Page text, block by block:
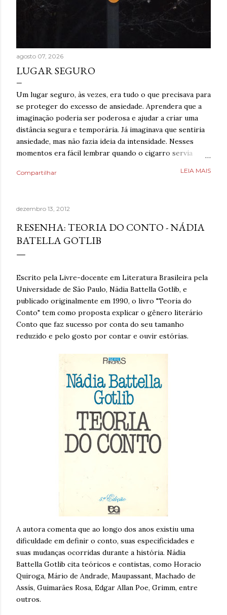
agosto 07, 2026
LUGAR SEGURO
Um lugar seguro, às vezes, era tudo o que precisava para
se proteger do excesso de ansiedade. Aprendera que a
imaginação poderia ser poderosa e ajudar a criar uma
distância segura e temporária. Já imaginava que sentiria
ansiedade, mas não fazia ideia da intensidade. Nesses
momentos era fácil lembrar quando o cigarro servia
aprender a lidar com isso livre de nicotina. Caminhar,
para se distrair. Existia um limite de quanto era possível
diminuir a ansiedade, mas cada pequena coisa fazia toda
ninguém. Então, temporariamente se imaginar em um
lugar seguro poderia fazer toda diferença. Era algo que
reaprender ganha um novo significado. Após dias sem
escrever, estava sentindo falta de brincar com as
palavras. A verdade é qu...
Compartilhar LEIA MAIS
dezembro 13, 2012
RESENHA: TEORIA DO CONTO - NÁDIA
BATELLA GOTLIB
Escrito pela Livre-docente em Literatura Brasileira pela
Universidade de São Paulo, Nádia Battella Gotlib, e
publicado originalmente em 1990, o livro "Teoria do
Conto" tem como proposta explicar o gênero literário
Conto que faz sucesso por conta do seu tamanho
reduzido e pelo gosto por contar e ouvir estórias.
A autora comenta que ao longo dos anos existiu uma
dificuldade em definir o conto, suas especificidades e
suas mudanças ocorridas durante a história. Nádia
Battella Gotlib cita teóricos e contistas, como Horacio
Quiroga, Mário de Andrade, Maupassant, Machado de
Assís, Guimarães Rosa, Edgar Allan Poe, Grimm, entre
outros.